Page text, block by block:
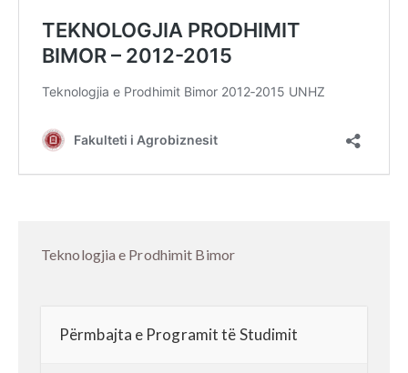
Teknologjia e Prodhimit Bimor
Përmbajta e Programit të Studimit